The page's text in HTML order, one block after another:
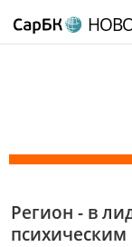
Регион - в
психическим